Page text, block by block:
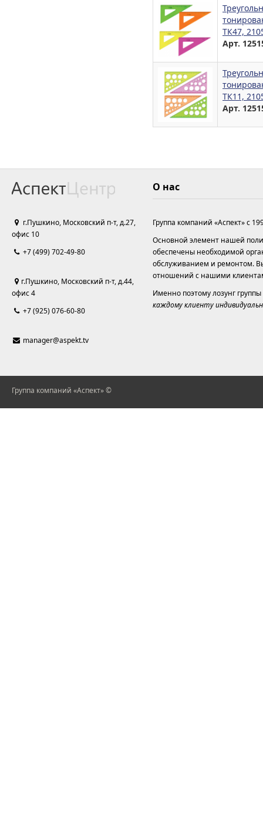
ТК47,
Арт.
ТК11,
Арт.
г.Пушкино, Московский п-т, д.27,
офис 10
+7 (499) 702-49-80
г.Пушкино, Московский п-т, д.44,
офис 4
+7 (925) 076-60-80
manager@aspekt.tv
О нас
Группа компаний «Аспект» с
Основной элемент нашей
обеспечены необходимой
обслуживанием и ремонтом.
отношений с нашими
Именно поэтому лозунг
каждому клиенту
Группа компаний «Аспект» ©